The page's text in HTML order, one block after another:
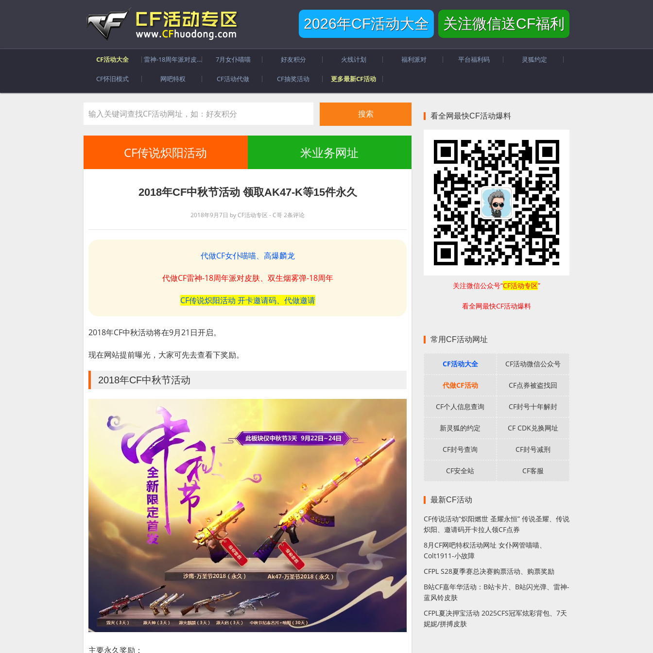
2026年CF活动大全 关注微信送CF福利
CF活动大全 雷神-18周年派对皮肤 7月女仆喵喵 好友积分 火线计划 福利派对 平台福利码 灵狐约定
CF怀旧模式 网吧特权 CF活动代做 CF抽奖活动 更多最新CF活动
CF传说炽阳活动 米业务网址
2018年CF中秋节活动 领取AK47-K等15件永久
2018年9月7日 byCF活动专区 - C哥2条评论
代做CF女仆喵喵、高爆麟龙
代做CF雷神-18周年派对皮肤、双生烟雾弹-18周年
CF传说炽阳活动 开卡邀请码、代做邀请
2018年CF中秋活动将在9月21日开启。
现在网站提前曝光，大家可先去查看下奖励。
2018年CF中秋节活动
主要永久奖励：
看全网最快CF活动爆料
关注微信公众号“CF活动专区”
看全网最快CF活动爆料
常用CF活动网址
CF活动大全 CF活动微信公众号
代做CF活动 CF点券被盗找回
CF个人信息查询 CF封号十年解封
新灵狐的约定 CF CDK兑换网址
CF封号查询 CF封号减刑
CF安全站 CF客服
最新CF活动
CF传说活动“炽阳燃世 圣耀永恒” 传说圣耀、传说
炽阳、邀请码开卡拉人领CF点券
8月CF网吧特权活动网址 女仆网管喵喵、
Colt1911-小故障
CFPL S28夏季赛总决赛购票活动、购票奖励
B站CF嘉年华活动：B站卡片、B站闪光弹、雷神-
蓝风铃皮肤
CFPL夏决押宝活动 2025CFS冠军炫彩背包、7天
妮妮/拼搏皮肤